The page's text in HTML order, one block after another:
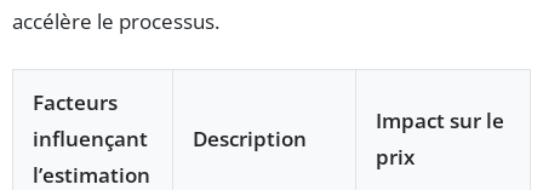
accélère le processus.
Facteurs
influençant
l’estimation
Description
Impact sur le
prix